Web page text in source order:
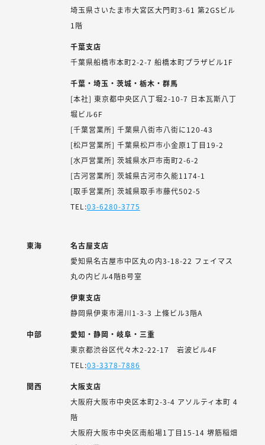
埼玉県さいたま市大宮区大門町3-61 第2GSビル
1階
千葉支店
千葉県船橋市本町2-2-7 船橋本町プラザビル1F
千葉・埼玉・茨城・栃木・群馬
[本社] 東京都中央区八丁堀2-10-7 日本瓦斯八丁
堀ビル6F
[千葉営業所] 千葉県八街市八街に120-43
[松戸営業所] 千葉県松戸市小金原1丁目19-2
[水戸営業所] 茨城県水戸市南町2-6-2
[古河営業所] 茨城県古河市久能1174-1
[取手営業所] 茨城県取手市藤代502-5
TEL:03-6280-3775
東海
名古屋支店
愛知県名古屋市中区丸の内3-18-22 フェイマス
丸の内ビル4階B号室
伊東支店
静岡県伊東市湯川1-3-3 上條ビル3階A
中部
愛知・静岡・岐阜・三重
東京都渋谷区代々木2-22-17 岩波ビル4F
TEL:03-3378-7886
関西
大阪支店
大阪府大阪市中央区本町2-3-4 アソルティ本町 4
階
大阪府大阪市中央区南船場1丁目15-14 堺筋稲畑